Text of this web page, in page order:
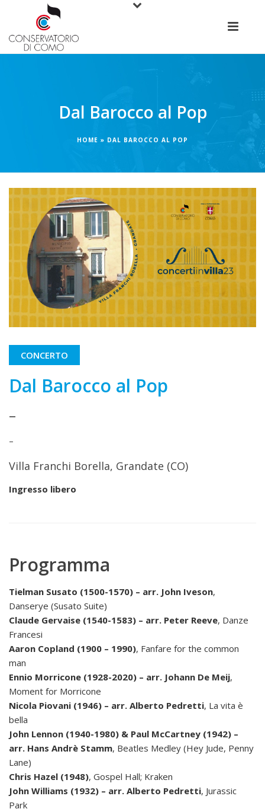
Dal Barocco al Pop
HOME » DAL BAROCCO AL POP
CONCERTO
Dal Barocco al Pop
–
–
Villa Franchi Borella, Grandate (CO)
Ingresso libero
Programma
Tielman Susato (1500-1570) – arr. John Iveson,
Danserye (Susato Suite)
Claude Gervaise (1540-1583) – arr. Peter Reeve, Danze
Francesi
Aaron Copland (1900 – 1990), Fanfare for the common
man
Ennio Morricone (1928-2020) – arr. Johann De Meij,
Moment for Morricone
Nicola Piovani (1946) – arr. Alberto Pedretti, La vita è
bella
John Lennon (1940-1980) & Paul McCartney (1942) –
arr. Hans Andrè Stamm, Beatles Medley (Hey Jude, Penny
Lane)
Chris Hazel (1948), Gospel Hall; Kraken
John Williams (1932) – arr. Alberto Pedretti, Jurassic
Park